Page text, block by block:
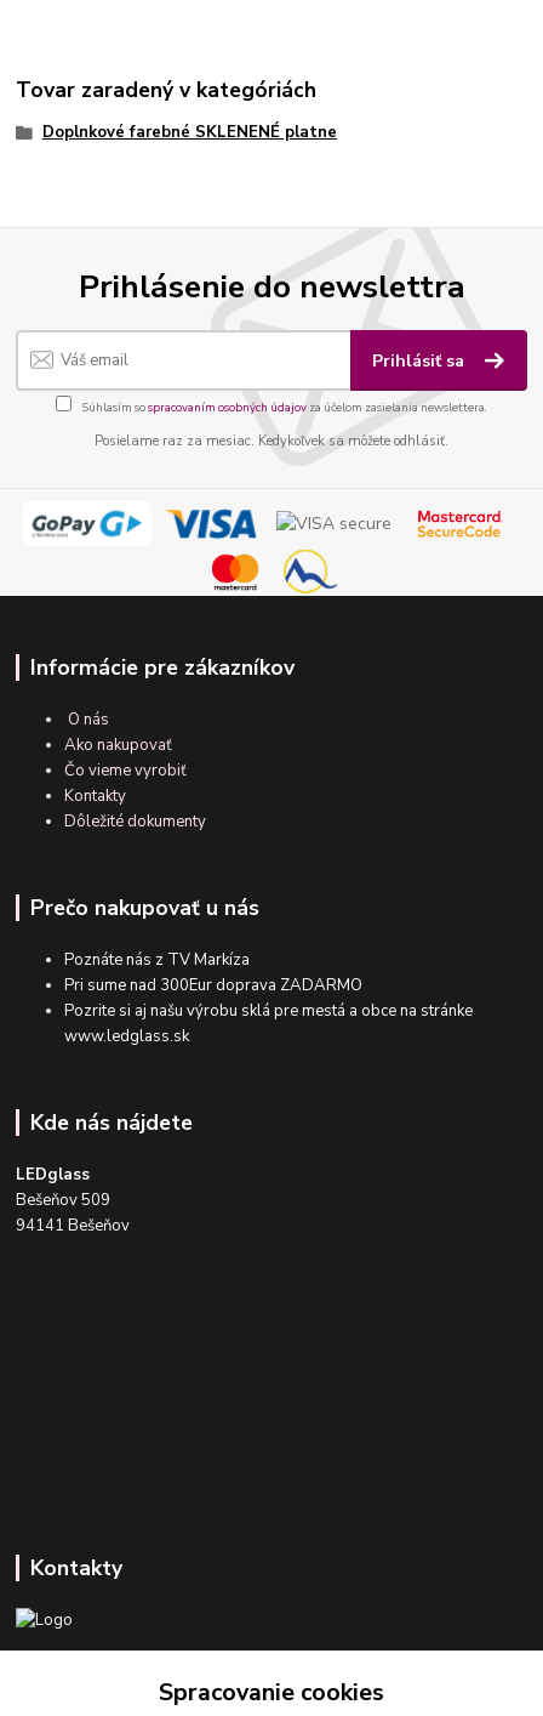
Tovar zaradený v kategóriách
Doplnkové farebné SKLENENÉ platne
Prihlásenie do newslettra
Prihlásiť sa
Súhlasím sospracovaním osobných údajov za účelom zasielania newslettera.
Posielame raz za mesiac. Kedykoľvek sa môžete odhlásiť.
Informácie pre zákazníkov
O nás
Ako nakupovať
Čo vieme vyrobiť
Kontakty
Dôležité dokumenty
Prečo nakupovať u nás
Poznáte nás z TV Markíza
Pri sume nad 300Eur doprava ZADARMO
Pozrite si aj našu výrobu sklá pre mestá a obce na stránke
www.ledglass.sk
Kde nás nájdete
LEDglass
Bešeňov 509
94141 Bešeňov
Kontakty
Spracovanie cookies